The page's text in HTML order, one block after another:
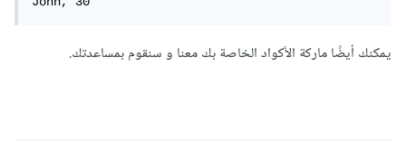
يمكنك أيضًا ماركة الأكواد الخاصة بك معنا و سنقوم بمساعدتك.